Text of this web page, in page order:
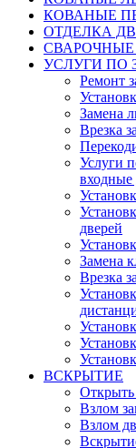
КОВАНЫЕ
ОТДЕЛКА
СВАРОЧНЫЕ
УСЛУГИ ПО
Ремонт
Замена
Врезка
Услуги
входные
дверей
Замена
Врезка
ВСКРЫТИЕ
Открыть
Взлом
Взлом